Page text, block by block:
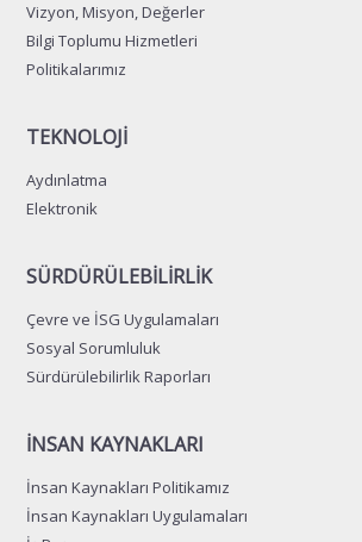
Vizyon, Misyon, Değerler
Bilgi Toplumu Hizmetleri
Politikalarımız
TEKNOLOJİ
Aydınlatma
Elektronik
SÜRDÜRÜLEBİLİRLİK
Çevre ve İSG Uygulamaları
Sosyal Sorumluluk
Sürdürülebilirlik Raporları
İNSAN KAYNAKLARI
İnsan Kaynakları Politikamız
İnsan Kaynakları Uygulamaları